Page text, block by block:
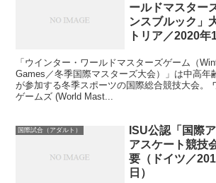
ールドマスター
ンスブルック」
トリア／2020年
「ウインター・ワールドマスターズゲーム（
Games／冬季国際マスターズ大会）」は中高年
が参加する冬季スポーツの国際総合競技大会。
ゲームズ (World Mast...
国際試合（アダルト）
ISU公認「国際
アスケート競技
要（ドイツ／
日）